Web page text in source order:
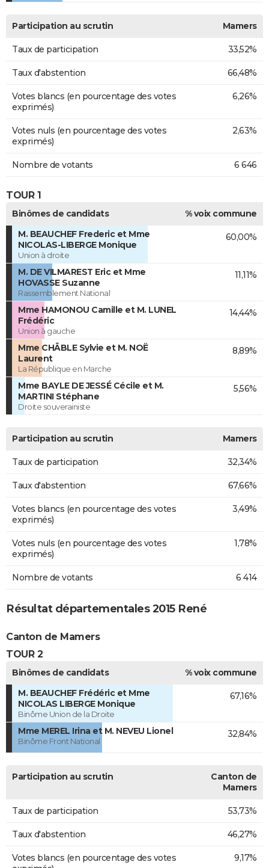
Participation au scrutin Mamers
Taux de participation 33,52%
Taux d'abstention 66,48%
Votes blancs (en pourcentage des votes
exprimés)
6,26%
Votes nuls (en pourcentage des votes
exprimés)
2,63%
Nombre de votants 6 646
TOUR 1
Binômes de candidats
% voix commune
M. BEAUCHEF Frederic et Mme
NICOLAS-LIBERGE Monique
Union à droite
60,00%
M. DE VILMAREST Eric et Mme
HOVASSE Suzanne
Rassemblement National
11,11%
Mme HAMONOU Camille et M. LUNEL
Frédéric
Union à gauche
14,44%
Mme CHÂBLE Sylvie et M. NOË
Laurent
La République en Marche
8,89%
Mme BAYLE DE JESSÉ Cécile et M.
MARTINI Stéphane
Droite souverainiste
5,56%
Participation au scrutin Mamers
Taux de participation 32,34%
Taux d'abstention 67,66%
Votes blancs (en pourcentage des votes
exprimés)
3,49%
Votes nuls (en pourcentage des votes
exprimés)
1,78%
Nombre de votants 6 414
Résultat départementales 2015 René
Canton de Mamers
TOUR 2
Binômes de candidats
% voix commune
M. BEAUCHEF Frédéric et Mme
NICOLAS LIBERGE Monique
Binôme Union de la Droite
67,16%
Mme MEREL Irina et M. NEVEU Lionel
Binôme Front National
32,84%
Participation au scrutin
Canton de
Mamers
Taux de participation 53,73%
Taux d'abstention 46,27%
Votes blancs (en pourcentage des votes
9,17%